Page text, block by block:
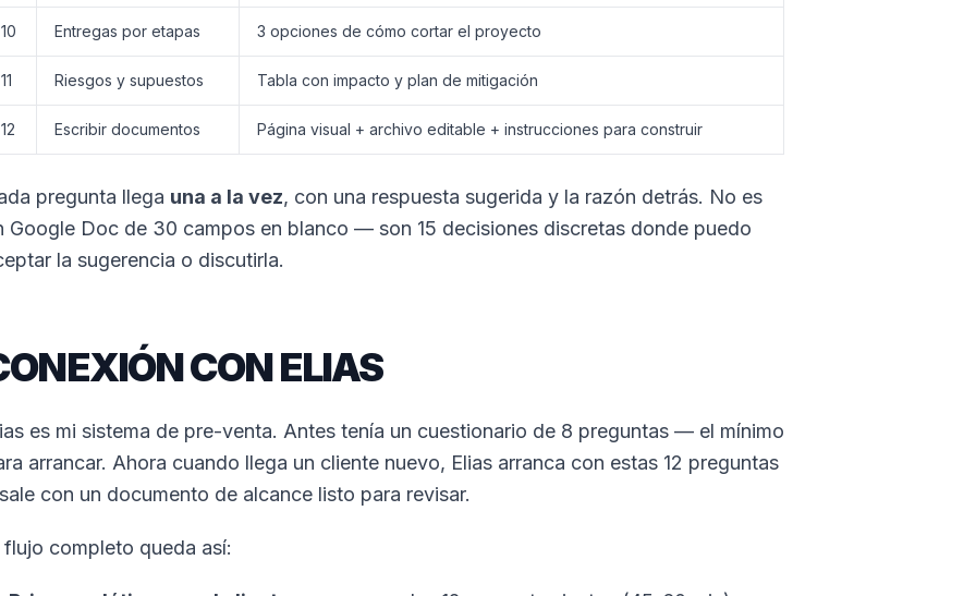
10 Entregas por etapas 3 opciones de cómo cortar el proyecto
11 Riesgos y supuestos Tabla con impacto y plan de mitigación
12 Escribir documentos Página visual + archivo editable + instrucciones para construir
pregunta llega una a la vez, con una respuesta sugerida y la razón detrás. No es
Google Doc de 30 campos en blanco — son 15 decisiones discretas donde puedo
la sugerencia o discutirla.
CON ELIAS
es mi sistema de pre-venta. Antes tenía un cuestionario de 8 preguntas — el mínimo
arrancar. Ahora cuando llega un cliente nuevo, Elias arranca con estas 12 preguntas
con un documento de alcance listo para revisar.
flujo completo queda así: